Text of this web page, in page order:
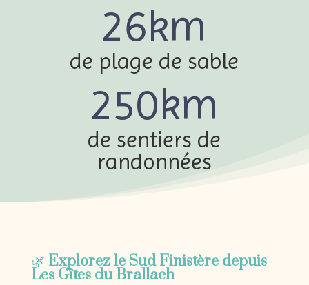
26km
de plage de sable
250km
de sentiers de
randonnées
🌿 Explorez le Sud Finistère depuis
Les Gîtes du Brallach